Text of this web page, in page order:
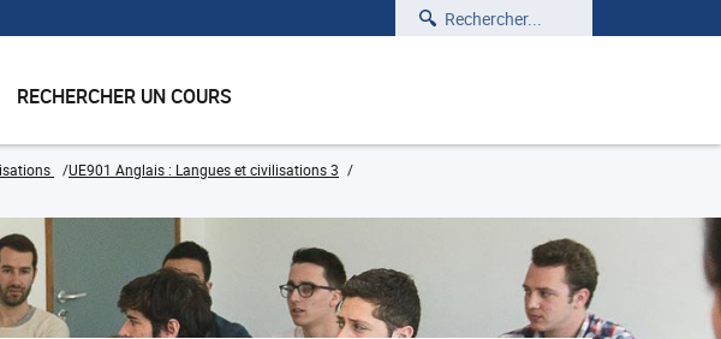
Rechercher
RECHERCHER UN COURS
UE901 Anglais : Langues et civilisations 3